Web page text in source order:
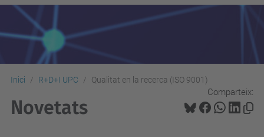
Inici R+D+I UPC Qualitat en la recerca (ISO 9001)
Comparteix:
Novetats